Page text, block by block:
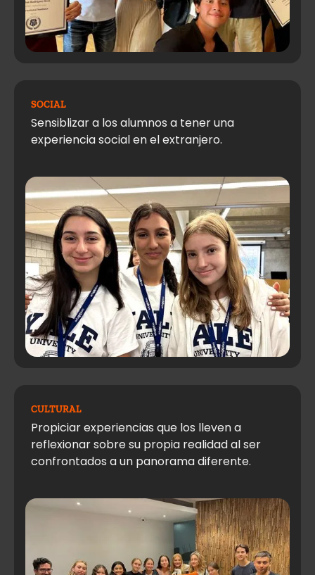
SOCIAL
Sensiblizar a los alumnos a tener una
experiencia social en el extranjero.
CULTURAL
Propiciar experiencias que los lleven a
reflexionar sobre su propia realidad al ser
confrontados a un panorama diferente.